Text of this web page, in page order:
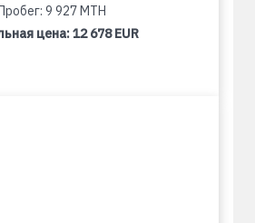
9 927 MTH
цена:12 678 EUR